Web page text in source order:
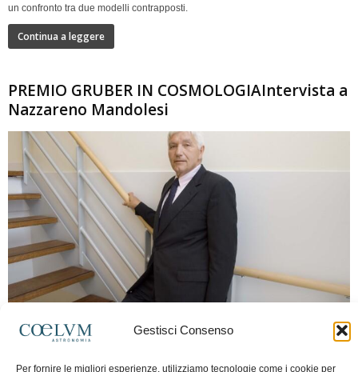
Gestisci Consenso
Per fornire le migliori esperienze, utilizziamo tecnologie come i cookie per
un confronto tra due modelli contrapposti.
Continua a leggere
PREMIO GRUBER IN COSMOLOGIAIntervista a
Nazzareno Mandolesi
Frida Paolella - 16 Giugno 2026 0
spaziale europea e della missione Planck. Il dialogo ripercorre i principali